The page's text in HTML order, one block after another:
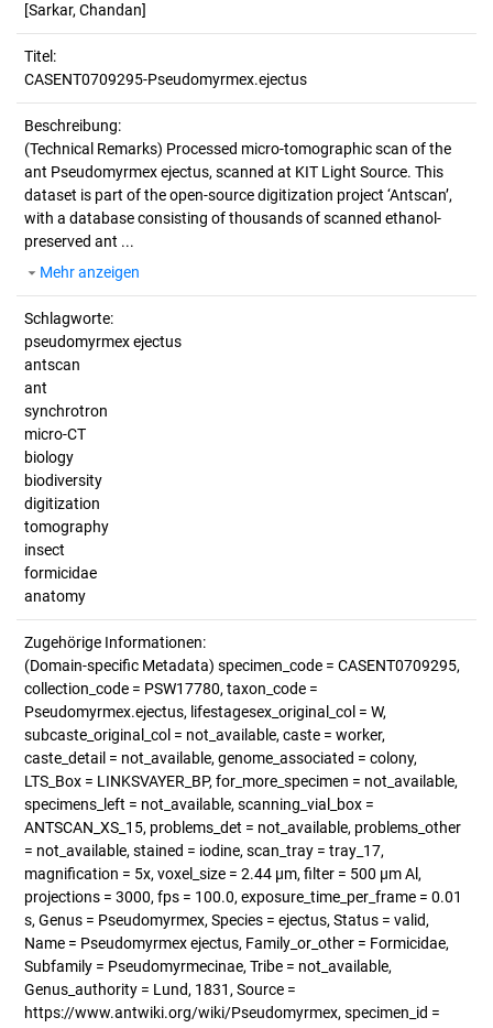
[Sarkar, Chandan]
Titel:
CASENT0709295-Pseudomyrmex.ejectus
Beschreibung:
(Technical Remarks) Processed micro-tomographic scan of the
ant Pseudomyrmex ejectus, scanned at KIT Light Source. This
dataset is part of the open-source digitization project ‘Antscan’,
with a database consisting of thousands of scanned ethanol-
preserved ant ...
Mehr anzeigen
Schlagworte:
pseudomyrmex ejectus
antscan
ant
synchrotron
micro-CT
biology
biodiversity
digitization
tomography
insect
formicidae
anatomy
Zugehörige Informationen:
(Domain-specific Metadata) specimen_code = CASENT0709295,
collection_code = PSW17780, taxon_code =
Pseudomyrmex.ejectus, lifestagesex_original_col = W,
subcaste_original_col = not_available, caste = worker,
caste_detail = not_available, genome_associated = colony,
LTS_Box = LINKSVAYER_BP, for_more_specimen = not_available,
specimens_left = not_available, scanning_vial_box =
ANTSCAN_XS_15, problems_det = not_available, problems_other
= not_available, stained = iodine, scan_tray = tray_17,
magnification = 5x, voxel_size = 2.44 µm, filter = 500 µm Al,
projections = 3000, fps = 100.0, exposure_time_per_frame = 0.01
s, Genus = Pseudomyrmex, Species = ejectus, Status = valid,
Name = Pseudomyrmex ejectus, Family_or_other = Formicidae,
Subfamily = Pseudomyrmecinae, Tribe = not_available,
Genus_authority = Lund, 1831, Source =
https://www.antwiki.org/wiki/Pseudomyrmex, specimen_id =